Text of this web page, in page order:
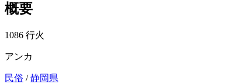
概要
1086 行火
アンカ
民俗 /静岡県